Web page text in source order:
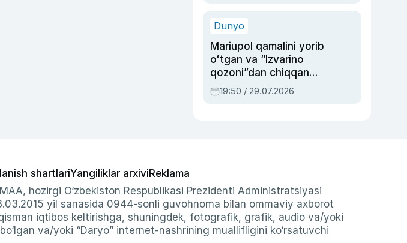
Dunyo
Mariupol qamalini yorib
oʻtgan va “Izvarino
qozoni”dan chiqqan
qahramon — Ukraina
armiyasi bosh
19:50 / 29.07.2026
shartlariYangiliklar arxiviReklama
hozirgi O‘zbekiston Respublikasi Prezidenti Administratsiyasi
yil sanasida 0944-sonli guvohnoma bilan ommaviy axborot
iqtibos keltirishga, shuningdek, fotografik, grafik, audio va/yoki
va/yoki “Daryo” internet-nashrining muallifligini ko‘rsatuvchi